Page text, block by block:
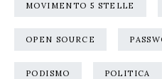
MOVIMENTO 5 STELLE
OPEN SOURCE
PODISMO POLITICA